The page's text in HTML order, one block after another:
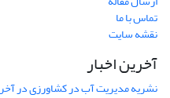
تماس با ما
نقشه سایت
آخرین اخبار
نشریه مدیریت آب در کشاورزی در